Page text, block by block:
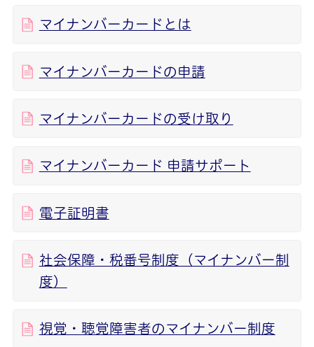
マイナンバーカードとは
マイナンバーカードの申請
マイナンバーカードの受け取り
マイナンバーカード 申請サポート
電子証明書
社会保障・税番号制度（マイナンバー制
度）
視覚・聴覚障害者のマイナンバー制度